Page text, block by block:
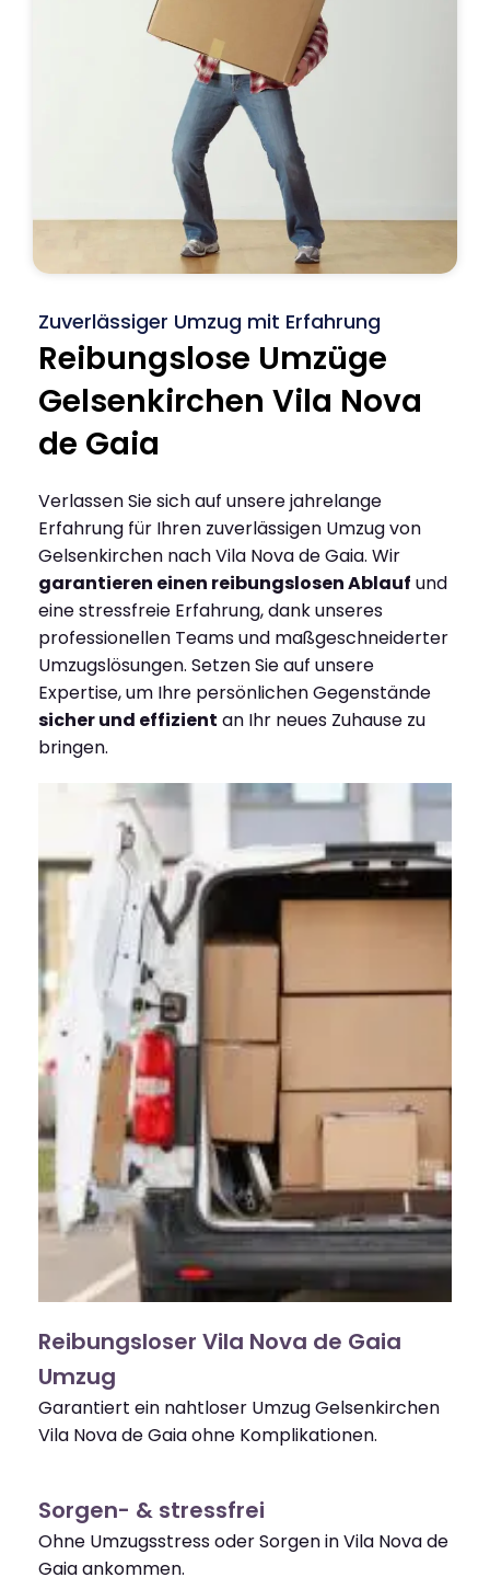
Zuverlässiger Umzug mit Erfahrung
Reibungslose Umzüge
Gelsenkirchen Vila Nova
de Gaia
Verlassen Sie sich auf unsere jahrelange
Erfahrung für Ihren zuverlässigen Umzug von
Gelsenkirchen nach Vila Nova de Gaia. Wir
garantieren einen reibungslosen Ablauf und
eine stressfreie Erfahrung, dank unseres
professionellen Teams und maßgeschneiderter
Umzugslösungen. Setzen Sie auf unsere
Expertise, um Ihre persönlichen Gegenstände
sicher und effizient an Ihr neues Zuhause zu
bringen.
Reibungsloser Vila Nova de Gaia
Umzug
Garantiert ein nahtloser Umzug Gelsenkirchen
Vila Nova de Gaia ohne Komplikationen.
Sorgen- & stressfrei
Ohne Umzugsstress oder Sorgen in Vila Nova de
Gaia ankommen.